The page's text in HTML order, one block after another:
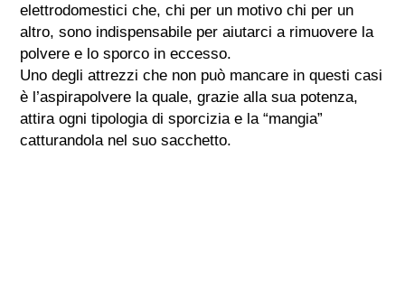
elettrodomestici che, chi per un motivo chi per un
altro, sono indispensabile per aiutarci a rimuovere la
polvere e lo sporco in eccesso.
Uno degli attrezzi che non può mancare in questi casi
è l’aspirapolvere la quale, grazie alla sua potenza,
attira ogni tipologia di sporcizia e la “mangia”
catturandola nel suo sacchetto.